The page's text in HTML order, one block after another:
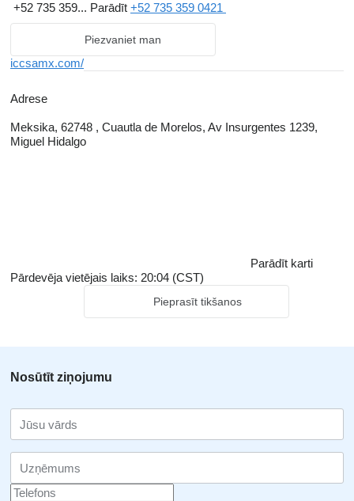
+52 735 359... Parādīt +52 735 359 0421
Piezvaniet man
iccsamx.com/
Adrese
Meksika, 62748 , Cuautla de Morelos, Av Insurgentes 1239,
Miguel Hidalgo
Parādīt karti
Pārdevēja vietējais laiks: 20:04 (CST)
Pieprasīt tikšanos
Nosūtīt ziņojumu